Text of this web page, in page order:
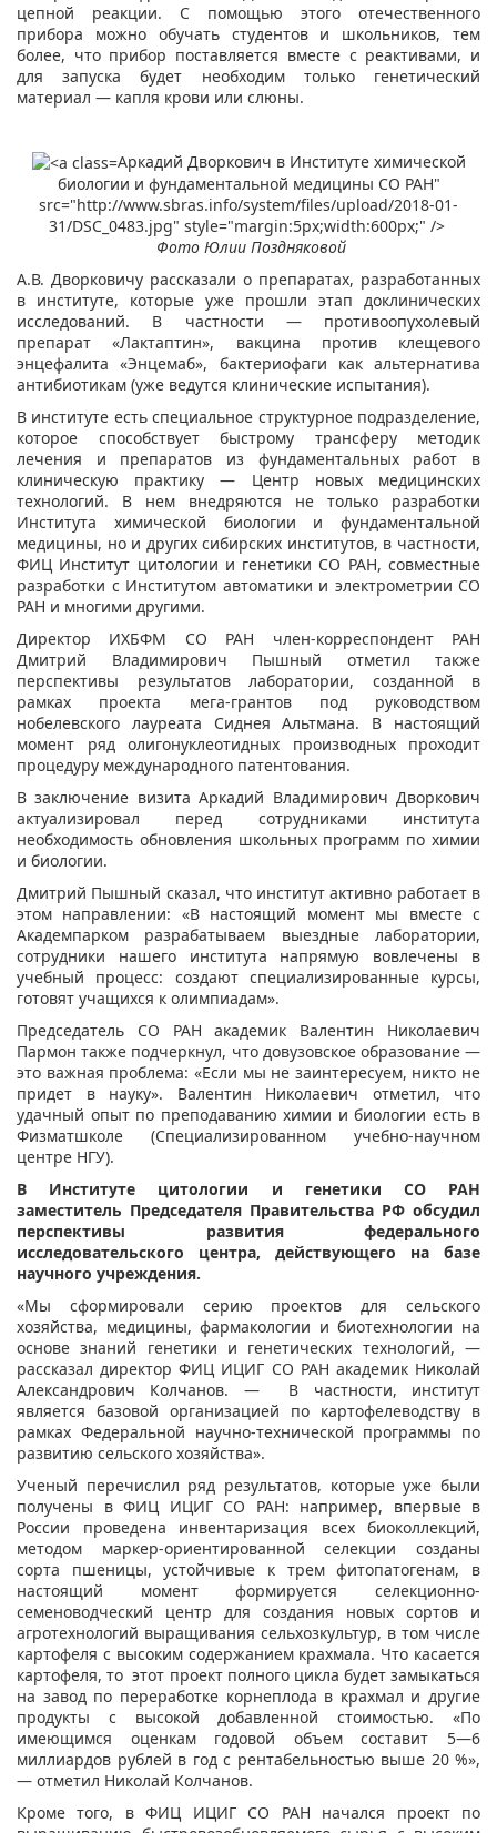
цепной реакции. С помощью этого отечественного
прибора можно обучать студентов и школьников, тем
более, что прибор поставляется вместе с реактивами, и
для запуска будет необходим только генетический
материал — капля крови или слюны.
Аркадий Дворкович в Институте химической
биологии и фундаментальной медицины СО РАН"
src="http://www.sbras.info/system/files/upload/2018-01-
31/DSC_0483.jpg" style="margin:5px;width:600px;" />
Фото Юлии Поздняковой
А.В. Дворковичу рассказали о препаратах, разработанных
в институте, которые уже прошли этап доклинических
исследований. В частности — противоопухолевый
препарат «Лактаптин», вакцина против клещевого
энцефалита «Энцемаб», бактериофаги как альтернатива
антибиотикам (уже ведутся клинические испытания).
В институте есть специальное структурное подразделение,
которое способствует быстрому трансферу методик
лечения и препаратов из фундаментальных работ в
клиническую практику — Центр новых медицинских
технологий. В нем внедряются не только разработки
Института химической биологии и фундаментальной
медицины, но и других сибирских институтов, в частности,
ФИЦ Институт цитологии и генетики СО РАН, совместные
разработки с Институтом автоматики и электрометрии СО
РАН и многими другими.
Директор ИХБФМ СО РАН член-корреспондент РАН
Дмитрий Владимирович Пышный отметил также
перспективы результатов лаборатории, созданной в
рамках проекта мега-грантов под руководством
нобелевского лауреата Сиднея Альтмана. В настоящий
момент ряд олигонуклеотидных производных проходит
процедуру международного патентования.
В заключение визита Аркадий Владимирович Дворкович
актуализировал перед сотрудниками института
необходимость обновления школьных программ по химии
и биологии.
Дмитрий Пышный сказал, что институт активно работает в
этом направлении: «В настоящий момент мы вместе с
Академпарком разрабатываем выездные лаборатории,
сотрудники нашего института напрямую вовлечены в
учебный процесс: создают специализированные курсы,
готовят учащихся к олимпиадам».
Председатель СО РАН академик Валентин Николаевич
Пармон также подчеркнул, что довузовское образование —
это важная проблема: «Если мы не заинтересуем, никто не
придет в науку». Валентин Николаевич отметил, что
удачный опыт по преподаванию химии и биологии есть в
Физматшколе (Специализированном учебно-научном
центре НГУ).
В Институте цитологии и генетики СО РАН
заместитель Председателя Правительства РФ обсудил
перспективы развития федерального
исследовательского центра, действующего на базе
научного учреждения.
«Мы сформировали серию проектов для сельского
хозяйства, медицины, фармакологии и биотехнологии на
основе знаний генетики и генетических технологий, —
рассказал директор ФИЦ ИЦИГ СО РАН академик Николай
Александрович Колчанов. — В частности, институт
является базовой организацией по картофелеводству в
рамках Федеральной научно-технической программы по
развитию сельского хозяйства».
Ученый перечислил ряд результатов, которые уже были
получены в ФИЦ ИЦИГ СО РАН: например, впервые в
России проведена инвентаризация всех биоколлекций,
методом маркер-ориентированной селекции созданы
сорта пшеницы, устойчивые к трем фитопатогенам, в
настоящий момент формируется селекционно-
семеноводческий центр для создания новых сортов и
агротехнологий выращивания сельхозкультур, в том числе
картофеля с высоким содержанием крахмала. Что касается
картофеля, то этот проект полного цикла будет замыкаться
на завод по переработке корнеплода в крахмал и другие
продукты с высокой добавленной стоимостью. «По
имеющимся оценкам годовой объем составит 5—6
миллиардов рублей в год с рентабельностью выше 20 %»,
— отметил Николай Колчанов.
Кроме того, в ФИЦ ИЦИГ СО РАН начался проект по